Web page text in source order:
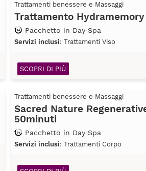
Trattamenti benessere e Massaggi
Trattamento
Pacchetto in Day Spa
Servizi inclusi: Trattamenti Viso
SCOPRI DI PIÙ
Trattamenti benessere e Massaggi
Sacred Nature
50minuti
Pacchetto in Day Spa
Servizi inclusi: Trattamenti Corpo